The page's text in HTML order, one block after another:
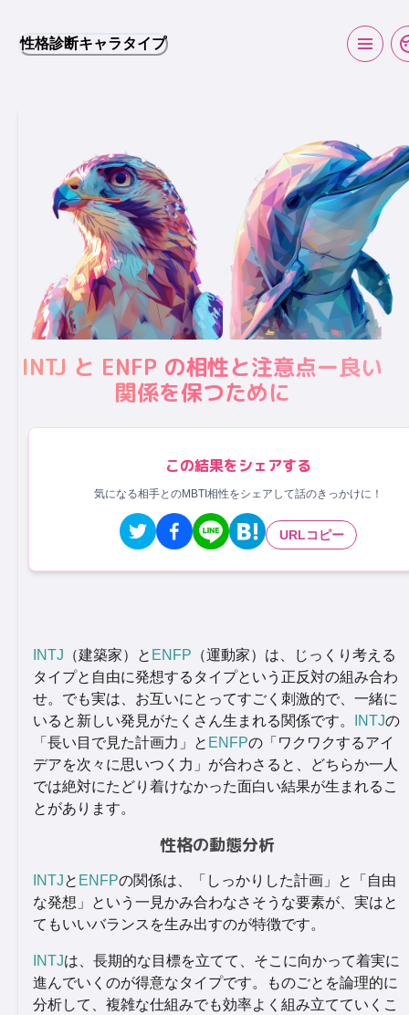
性格診断キャラタイプ
INTJ と ENFP の相性と注意点ー良い
関係を保つために
この結果をシェアする
気になる相手とのMBTI相性をシェアして話のきっかけに！
URLコピー
INTJ （建築家）と ENFP （運動家）は、じっくり考える
タイプと自由に発想するタイプという正反対の組み合わ
せ。でも実は、お互いにとってすごく刺激的で、一緒に
いると新しい発見がたくさん生まれる関係です。
INTJの
「長い目で見た計画力」と ENFPの「ワクワクするアイ
デアを次々に思いつく力」が合わさると、どちらか一人
では絶対にたどり着けなかった面白い結果が生まれるこ
とがあります。
性格の動態分析
INTJと ENFPの関係は、「しっかりした計画」と「自由
な発想」という一見かみ合わなさそうな要素が、実はと
てもいいバランスを生み出すのが特徴です。
INTJは、長期的な目標を立てて、そこに向かって着実に
進んでいくのが得意なタイプです。ものごとを論理的に
分析して、複雑な仕組みでも効率よく組み立てていくこ